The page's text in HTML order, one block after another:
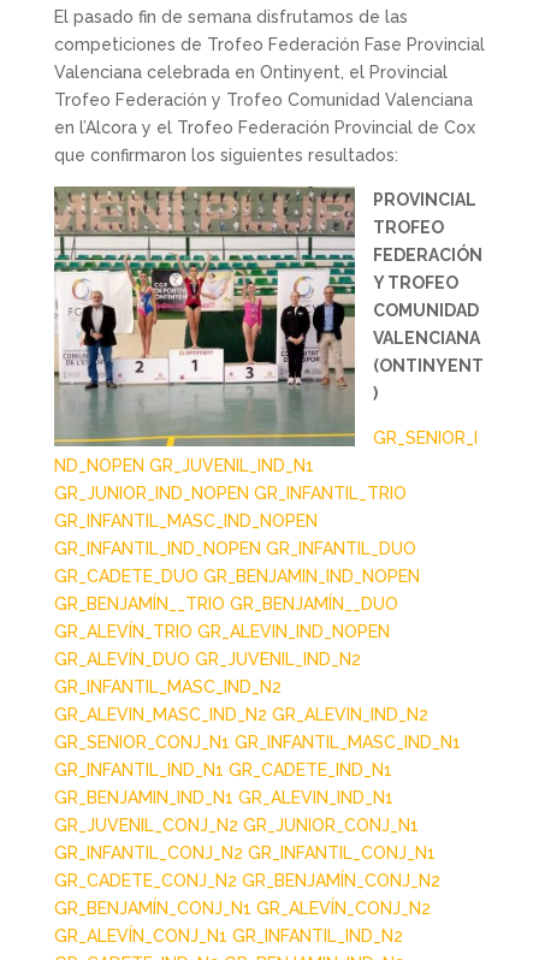
El pasado fin de semana disfrutamos de las
competiciones de Trofeo Federación Fase Provincial
Valenciana celebrada en Ontinyent, el Provincial
Trofeo Federación y Trofeo Comunidad Valenciana
en l’Alcora y el Trofeo Federación Provincial de Cox
que confirmaron los siguientes resultados:
PROVINCIAL
TROFEO
FEDERACIÓN
Y TROFEO
COMUNIDAD
VALENCIANA
(ONTINYENT
)
GR_SENIOR_I
ND_NOPEN GR_JUVENIL_IND_N1
GR_JUNIOR_IND_NOPEN GR_INFANTIL_TRIO
GR_INFANTIL_MASC_IND_NOPEN
GR_INFANTIL_IND_NOPEN GR_INFANTIL_DUO
GR_CADETE_DUO GR_BENJAMIN_IND_NOPEN
GR_BENJAMÍN__TRIO GR_BENJAMÍN__DUO
GR_ALEVÍN_TRIO GR_ALEVIN_IND_NOPEN
GR_ALEVÍN_DUO GR_JUVENIL_IND_N2
GR_INFANTIL_MASC_IND_N2
GR_ALEVIN_MASC_IND_N2 GR_ALEVIN_IND_N2
GR_SENIOR_CONJ_N1 GR_INFANTIL_MASC_IND_N1
GR_INFANTIL_IND_N1 GR_CADETE_IND_N1
GR_BENJAMIN_IND_N1 GR_ALEVIN_IND_N1
GR_JUVENIL_CONJ_N2 GR_JUNIOR_CONJ_N1
GR_INFANTIL_CONJ_N2 GR_INFANTIL_CONJ_N1
GR_CADETE_CONJ_N2 GR_BENJAMÍN_CONJ_N2
GR_BENJAMÍN_CONJ_N1 GR_ALEVÍN_CONJ_N2
GR_ALEVÍN_CONJ_N1 GR_INFANTIL_IND_N2